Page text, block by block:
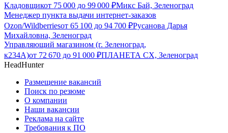
Кладовщикот 75 000 до 99 000 ₽Микс Бай, Зеленоград
Менеджер пункта выдачи интернет-заказов
Ozon/Wildberriesот 65 100 до 94 700 ₽Русанова Дарья
Михайловна, Зеленоград
Управляющий магазином (г. Зеленоград,
к234А)от 72 670 до 91 000 ₽ПЛАНЕТА СХ, Зеленоград
HeadHunter
Размещение вакансий
Поиск по резюме
О компании
Наши вакансии
Реклама на сайте
Требования к ПО